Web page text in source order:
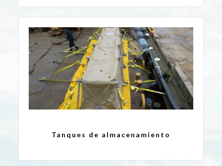
Tanques de almacenamiento